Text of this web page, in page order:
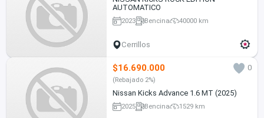
AUTOMATICO
2023 Bencina 40000 km
Cerrillos
$16.690.000 0
(Rebajado 2%)
Nissan Kicks Advance 1.6 MT (2025)
2025 Bencina 1529 km